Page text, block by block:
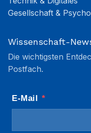
Gesellschaft &
Wissenschaft-
Die wichtigsten
Postfach.